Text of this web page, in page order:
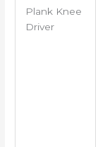
Plank Knee
Driver